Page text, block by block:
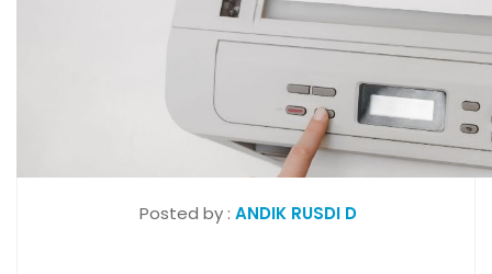
Posted by : ANDIK RUSDI D